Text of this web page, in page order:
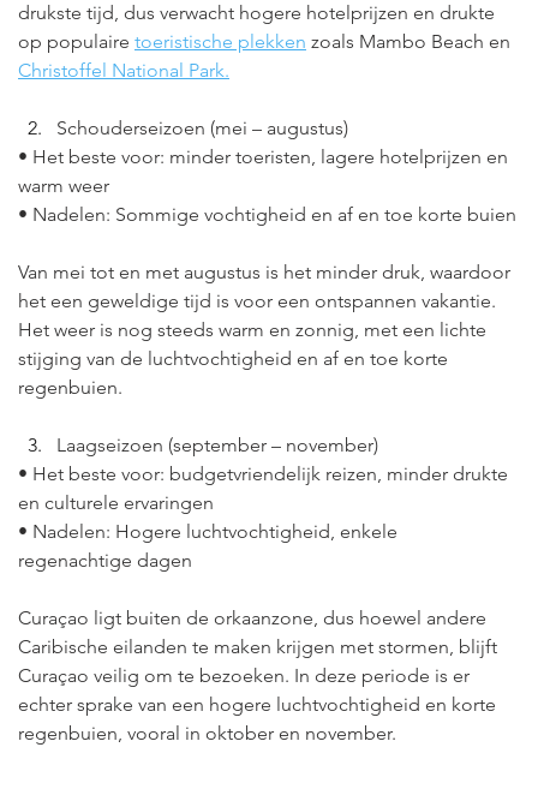
drukste tijd, dus verwacht hogere hotelprijzen en drukte
op populaire toeristische plekken zoals Mambo Beach en
Christoffel National Park.
Schouderseizoen (mei – augustus)
• Het beste voor: minder toeristen, lagere hotelprijzen en
warm weer
• Nadelen: Sommige vochtigheid en af en toe korte buien
Van mei tot en met augustus is het minder druk, waardoor
het een geweldige tijd is voor een ontspannen vakantie.
Het weer is nog steeds warm en zonnig, met een lichte
stijging van de luchtvochtigheid en af en toe korte
regenbuien.
Laagseizoen (september – november)
• Het beste voor: budgetvriendelijk reizen, minder drukte
en culturele ervaringen
• Nadelen: Hogere luchtvochtigheid, enkele
regenachtige dagen
Curaçao ligt buiten de orkaanzone, dus hoewel andere
Caribische eilanden te maken krijgen met stormen, blijft
Curaçao veilig om te bezoeken. In deze periode is er
echter sprake van een hogere luchtvochtigheid en korte
regenbuien, vooral in oktober en november.